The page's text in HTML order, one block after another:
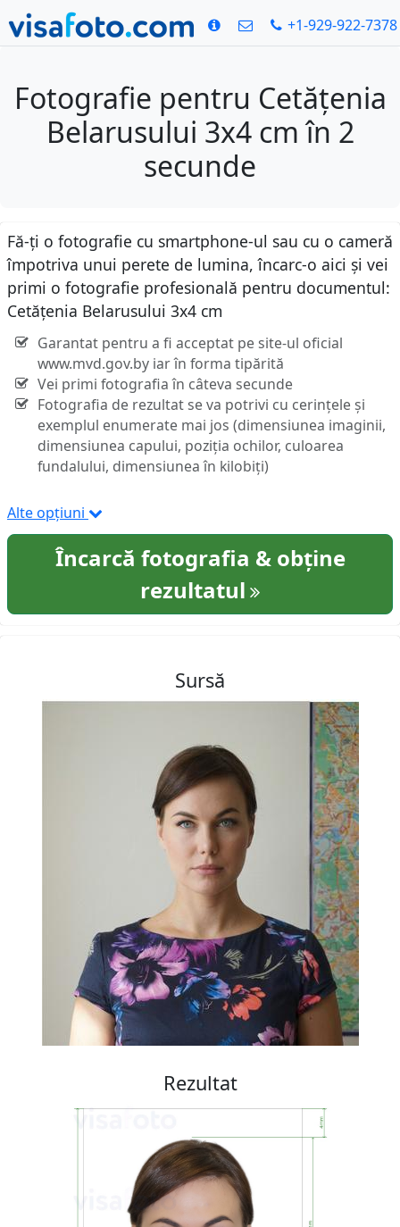
+1-929-922-7378
Fotografie pentru Cetățenia
Belarusului 3x4 cm în 2
secunde
Fă-ți o fotografie cu smartphone-ul sau cu o cameră
împotriva unui perete de lumina, încarc-o aici și vei
primi o fotografie profesională pentru documentul:
Cetățenia Belarusului 3x4 cm
Garantat pentru a fi acceptat pe site-ul oficial
www.mvd.gov.by iar în forma tipărită
Vei primi fotografia în câteva secunde
Fotografia de rezultat se va potrivi cu cerințele și
exemplul enumerate mai jos (dimensiunea imaginii,
dimensiunea capului, poziția ochilor, culoarea
fundalului, dimensiunea în kilobiți)
Alte opțiuni
Încarcă fotografia & obține
rezultatul
Sursă
Rezultat